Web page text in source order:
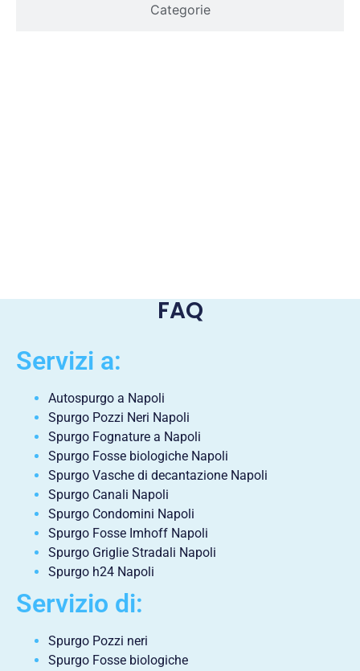
Categorie
FAQ
Servizi a:
Autospurgo a Napoli
Spurgo Pozzi Neri Napoli
Spurgo Fognature a Napoli
Spurgo Fosse biologiche Napoli
Spurgo Vasche di decantazione Napoli
Spurgo Canali Napoli
Spurgo Condomini Napoli
Spurgo Fosse Imhoff Napoli
Spurgo Griglie Stradali Napoli
Spurgo h24 Napoli
Servizio di:
Spurgo Pozzi neri
Spurgo Fosse biologiche